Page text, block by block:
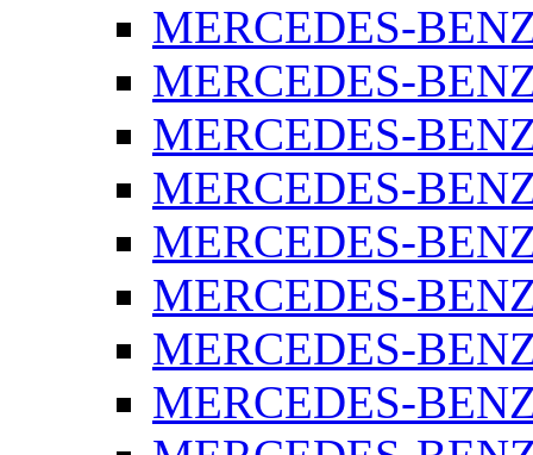
MERCEDES-
MERCEDES-
MERCEDES-
MERCEDES-
MERCEDES-
MERCEDES-
MERCEDES-
MERCEDES-